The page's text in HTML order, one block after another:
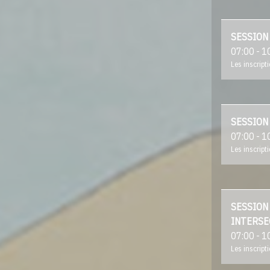
07:00 -
Les
07:00 -
Les
07:00 -
Les